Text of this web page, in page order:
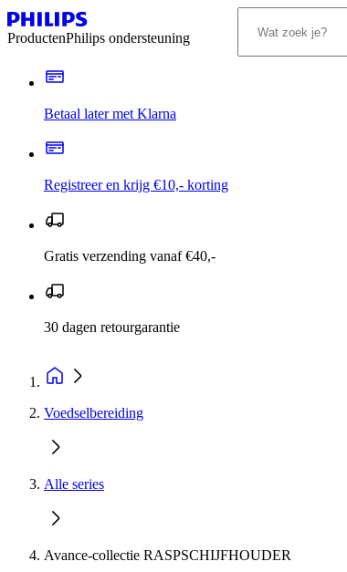
ProductenPhilips ondersteuning
Betaal later met Klarna
Registreer en krijg €10,- korting
Gratis verzending vanaf €40,-
30 dagen retourgarantie
Voedselbereiding
Alle series
Avance-collectie RASPSCHIJFHOUDER